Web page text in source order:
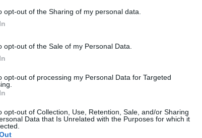
opt-out of the Sharing of my personal data.
opt-out of the Sale of my Personal Data.
opt-out of processing my Personal Data for Targeted
opt-out of Collection, Use, Retention, Sale, and/or Sharing
Data that Is Unrelated with the Purposes for which it
Adatvédelmi tájékoztató
Hozzászólási szabályzat